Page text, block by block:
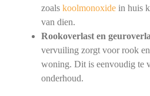
zoals koolmonoxidein huis
van dien.
Rookoverlast en
vervuiling zorgt voor rook
woning. Dit is eenvoudig te
onderhoud.